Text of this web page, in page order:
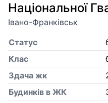
Національної
Івано-Франківськ
Статус
Клас
Здача жк
Будинків в ЖК